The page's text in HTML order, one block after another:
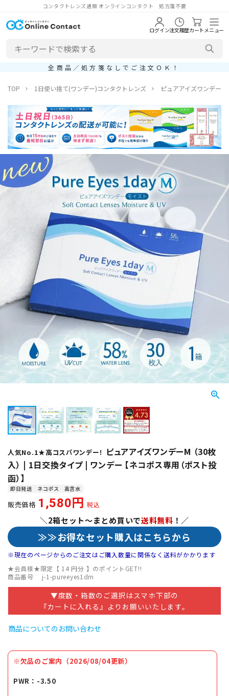
コンタクトレンズ通販 オンラインコンタクト 処方箋不要
ログイン注文履歴カートメニュー
全商品／処方箋なしでご注文ＯＫ！
TOP 1日使い捨て(ワンデー)コンタクトレンズ ピュアアイズワンデーM
人気No.1★高コスパワンデー！ ピュアアイズワンデーM （30枚
入） | 1日交換タイプ | ワンデー 【ネコポス専用（ポスト投
函）】
即日発送 ネコポス 高含水
販売価格 1,580 税込
＼2箱セット～まとめ買いで送料無料 ！／
≫≫お得なセット購入はこちらから
※現在のページからのご注文はご購入数量に関係なく送料がかかります
★会員様★限定【 14 円分 】のポイントGET!!
商品番号
j-1-pureeyes1dm
▼度数・箱数のご選択はスマホ下部の
『カートに入れる』よりお願いいたします。
商品についてのお問い合わせ
※欠品のご案内（2026/08/04更新）
PWR：-3.50